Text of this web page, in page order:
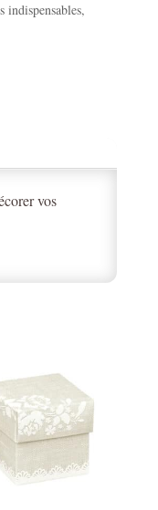
indispensables,
vos